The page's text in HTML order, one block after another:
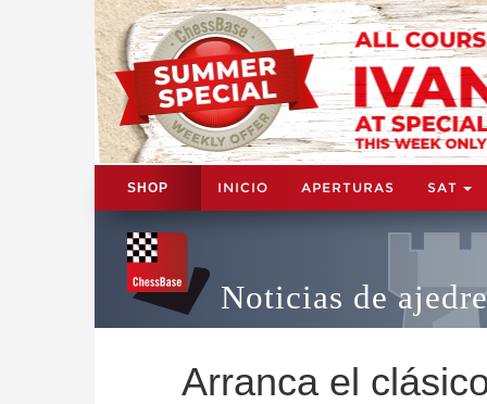
SHOP INICIO APERTURAS SAT
Noticias de
Arranca el